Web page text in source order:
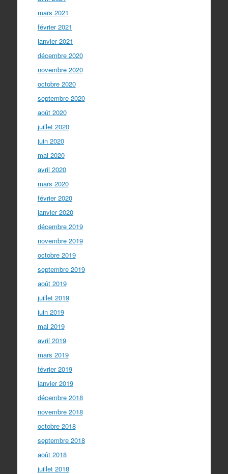
mars 2021
février 2021
janvier 2021
décembre 2020
novembre 2020
octobre 2020
septembre 2020
août 2020
juillet 2020
juin 2020
mai 2020
avril 2020
mars 2020
février 2020
janvier 2020
décembre 2019
novembre 2019
octobre 2019
septembre 2019
août 2019
juillet 2019
juin 2019
mai 2019
avril 2019
mars 2019
février 2019
janvier 2019
décembre 2018
novembre 2018
octobre 2018
septembre 2018
août 2018
juillet 2018